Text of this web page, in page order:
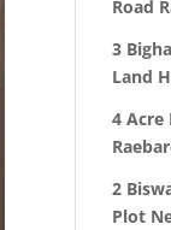
Road
3
Land
4 Acre
2
Plot